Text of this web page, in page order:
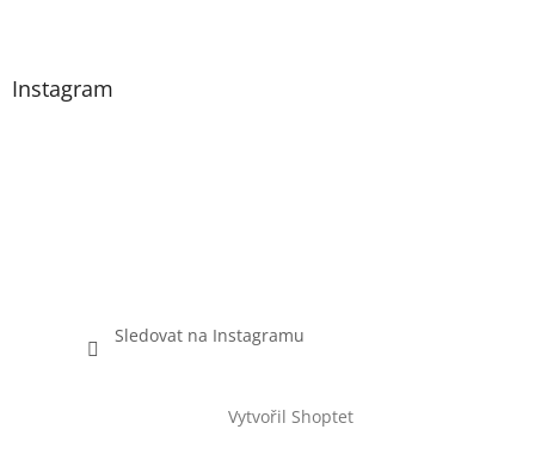
Instagram
Sledovat na Instagramu
Vytvořil Shoptet